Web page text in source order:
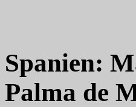
Spanien:
Palma de